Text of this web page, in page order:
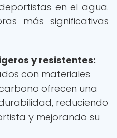
en el agua.
más significativas
y resistentes:
con materiales
ofrecen una
reduciendo
y mejorando su